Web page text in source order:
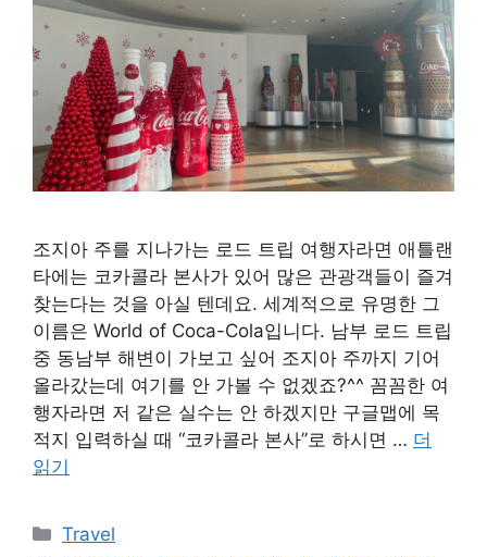
조지아 주를 지나가는 로드 트립 여행자라면 애틀랜
타에는 코카콜라 본사가 있어 많은 관광객들이 즐겨
찾는다는 것을 아실 텐데요. 세계적으로 유명한 그
이름은 World of Coca-Cola입니다. 남부 로드 트립
중 동남부 해변이 가보고 싶어 조지아 주까지 기어
올라갔는데 여기를 안 가볼 수 없겠죠?^^ 꼼꼼한 여
행자라면 저 같은 실수는 안 하겠지만 구글맵에 목
적지 입력하실 때 “코카콜라 본사”로 하시면 … 더
읽기
카
Travel